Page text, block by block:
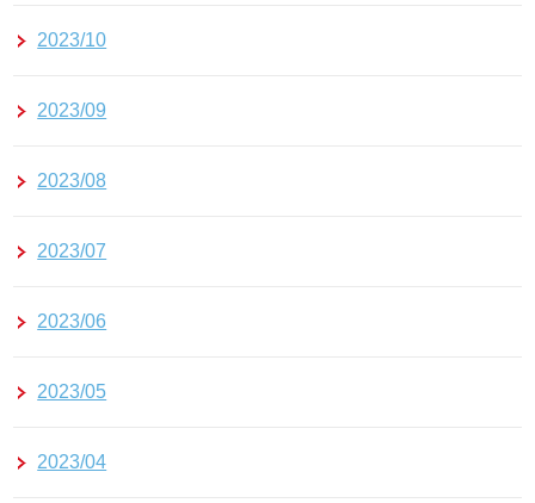
2023/10
2023/09
2023/08
2023/07
2023/06
2023/05
2023/04